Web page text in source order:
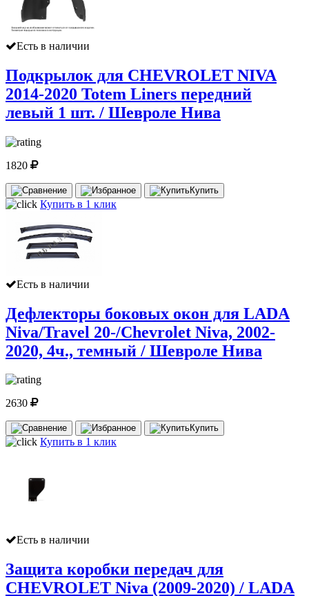
Есть в наличии
Подкрылок для CHEVROLET NIVA
2014-2020 Totem Liners передний
левый 1 шт. / Шевроле Нива
1820
Купить
Купить в 1 клик
Есть в наличии
Дефлекторы боковых окон для LADA
Niva/Travel 20-/Chevrolet Niva, 2002-
2020, 4ч., темный / Шевроле Нива
2630
Купить
Купить в 1 клик
Есть в наличии
Защита коробки передач для
CHEVROLET Niva (2009-2020) / LADA